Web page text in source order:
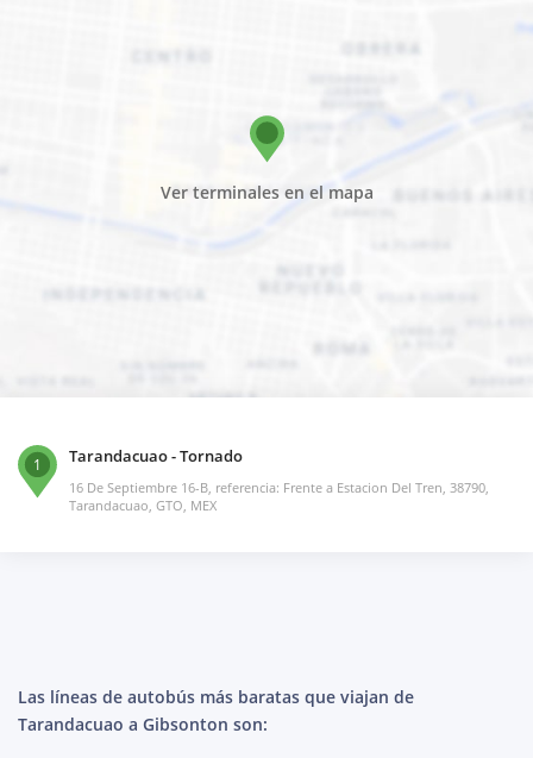
Ver terminales en el mapa
1 Tarandacuao - Tornado
16 De Septiembre 16-B, referencia: Frente a Estacion Del Tren, 38790,
Tarandacuao, GTO, MEX
Las líneas de autobús más baratas que viajan de
Tarandacuao a Gibsonton son: